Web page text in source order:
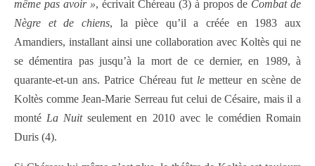
même pas avoir », écrivait Chéreau (3) à propos de Combat de
Nègre et de chiens, la pièce qu’il a créée en 1983 aux
Amandiers, installant ainsi une collaboration avec Koltès qui ne
se démentira pas jusqu’à la mort de ce dernier, en 1989, à
quarante-et-un ans. Patrice Chéreau fut le metteur en scène de
Koltès comme Jean-Marie Serreau fut celui de Césaire, mais il a
montéLa Nuitseulement en 2010 avec le comédien Romain
Duris (4).